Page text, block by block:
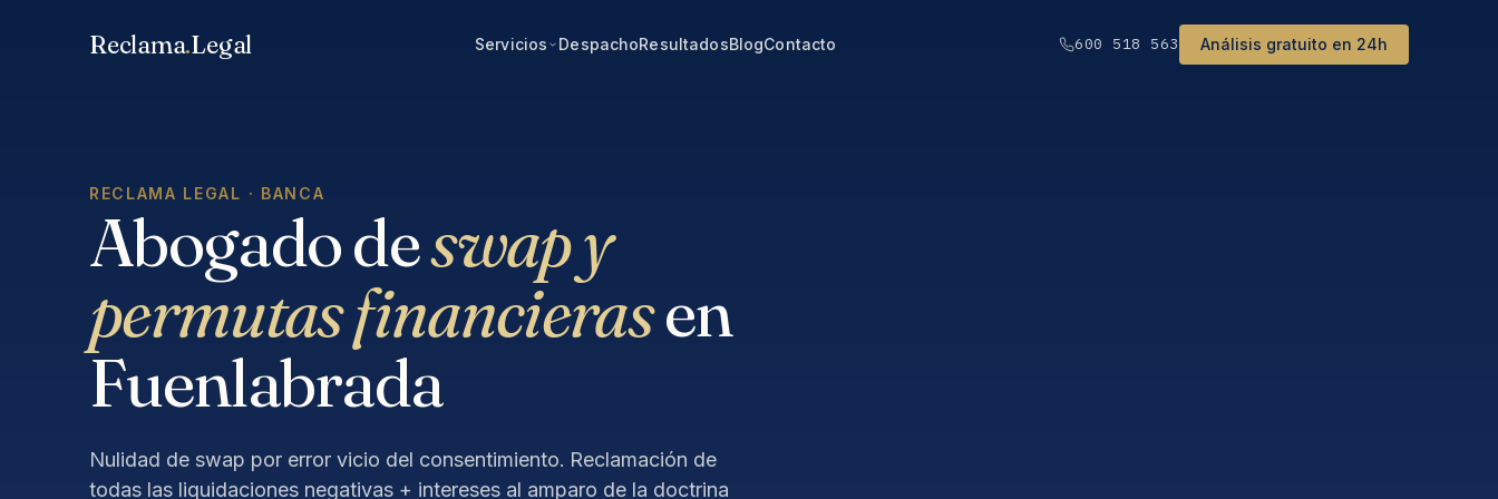
Reclama.Legal Servicios DespachoResultadosBlogContacto 600 518 563 Análisis gratuito en 24h
RECLAMA LEGAL · BANCA
Abogado deswap y
permutas financierasen
Fuenlabrada
Nulidad de swap por error vicio del consentimiento. Reclamación de
todas las liquidaciones negativas + intereses al amparo de la doctrina